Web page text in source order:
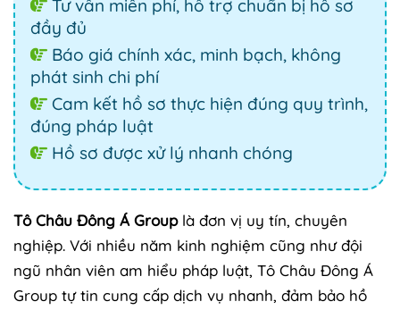
Tư vấn miễn phí, hỗ trợ chuẩn bị hồ sơ
đầy đủ
Báo giá chính xác, minh bạch, không
phát sinh chi phí
Cam kết hồ sơ thực hiện đúng quy trình,
đúng pháp luật
Hồ sơ được xử lý nhanh chóng
Tô Châu Đông Á Grouplà đơn vị uy tín, chuyên
nghiệp. Với nhiều năm kinh nghiệm cũng như đội
ngũ nhân viên am hiểu pháp luật, Tô Châu Đông Á
Group tự tin cung cấp dịch vụ nhanh, đảm bảo hồ